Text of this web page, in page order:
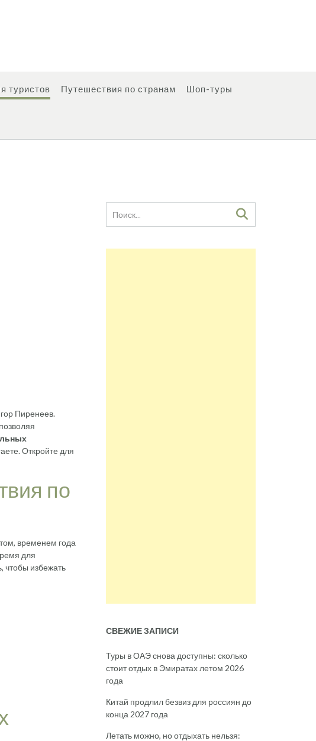
туристов Путешествия по странам Шоп-туры
Пиренеев.
Откройте для
по
временем года
для
чтобы избежать
СВЕЖИЕ ЗАПИСИ
Туры в ОАЭ снова доступны: сколько
стоит отдых в Эмиратах летом 2026
года
Китай продлил безвиз для россиян до
конца 2027 года
Летать можно, но отдыхать нельзя: